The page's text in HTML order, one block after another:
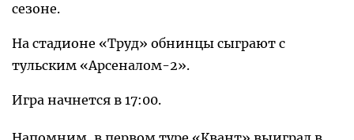
сезоне.
На стадионе «Труд» обнинцы сыграют с
тульским «Арсеналом-2».
Игра начнется в 17:00.